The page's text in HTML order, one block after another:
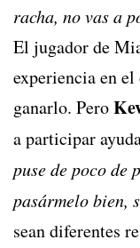
racha, no vas a
El jugador de
experiencia en
ganarlo. Pero
a participar
puse de poco de
pasármelo
sean diferentes